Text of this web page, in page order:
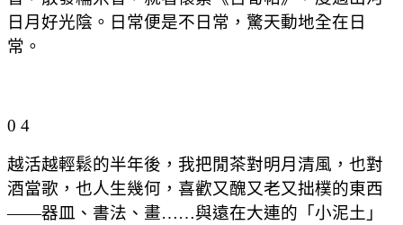
日月好光陰。日常便是不日常，驚天動地全在日
常。
0 4
越活越輕鬆的半年後，我把閒茶對明月清風，也對
酒當歌，也人生幾何，喜歡又醜又老又拙樸的東西
——器皿、書法、畫……與遠在大連的「小泥土」